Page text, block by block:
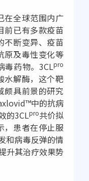
在全球范围内广
前已有多款疫苗
不断变异、疫苗
原及毒性变化等
毒药物。3CLpro
水解酶，这个靶
颇具前景的研究
中的抗病
的3CLpro共价拟
，患者在停止服
和病毒反弹的情
升其治疗效果势